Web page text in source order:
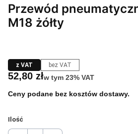
Przewód
M18 żółty
z VAT bez VAT
Cena
52,80 złw tym 23% VAT
w tym 23% VAT
Ceny podane bez kosztów dostawy.
Ilość